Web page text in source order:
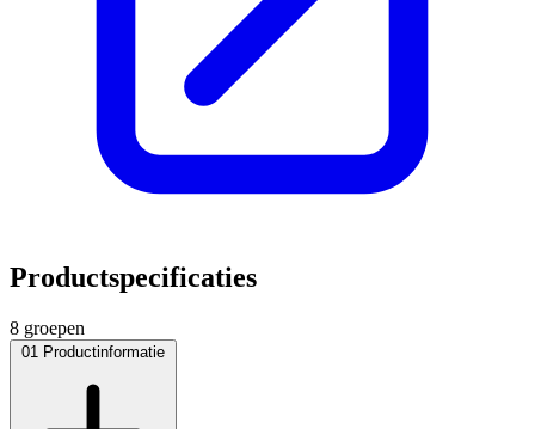
Productspecificaties
8 groepen
01 Productinformatie